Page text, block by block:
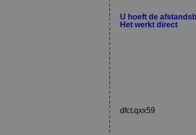
U hoeft de
Het werkt direct
dfct.qxx59